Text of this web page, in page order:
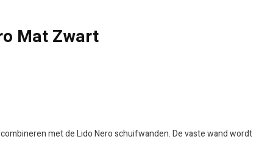
Mat Zwart
met de Lido Nero schuifwanden. De vaste wand wordt